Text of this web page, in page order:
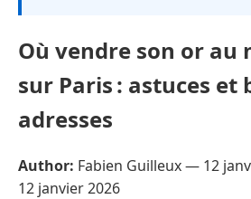
Où vendre son or au
sur Paris : astuces et
adresses
Author: Fabien Guilleux — 12
12 janvier 2026